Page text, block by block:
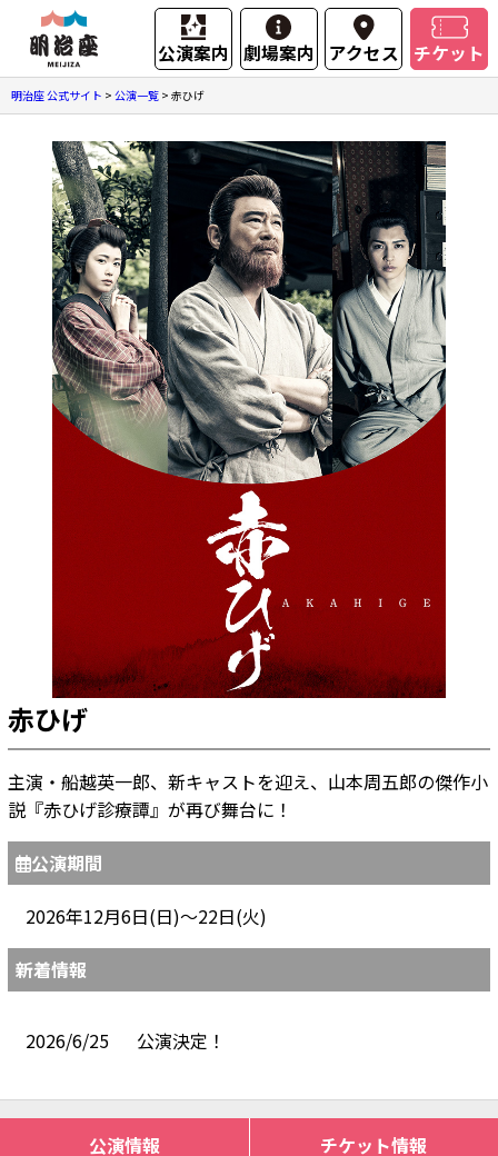
公演案内 劇場案内 アクセス チケット
明治座 公式サイト > 公演一覧 > 赤ひげ
赤ひげ
主演・船越英一郎、新キャストを迎え、山本周五郎の傑作小
説『赤ひげ診療譚』が再び舞台に！
公演期間
2026年12月6日(日)～22日(火)
新着情報
2026/6/25 公演決定！
公演情報 チケット情報